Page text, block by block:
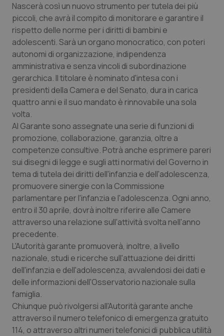
Campania
Emilia-Romagna
Friuli Venezia Giulia
Lazio
Liguria
Lombardia
Marche
Molise
Piemonte
Provincia Autonoma di Bolzano
Provincia Autonoma di Trento
Puglia
Sardegna
Car-T
Colesterolo & coronaropatie
Dermatite Atopica
Diabete & glucometri
Disturbi dell’umore
Dolore
Donna & Salute
Epatiti
HIV
Infezioni & Febbre
Ipertensione & Scompenso
Malattie rare
Malattia di Crohn & Rettocolite Ulcerosa
Nascerà così un nuovo strumento per tutela dei più
piccoli, che avrà il compito di monitorare e garantire il
rispetto delle norme per i diritti di bambini e
adolescenti. Sarà un organo monocratico, con poteri
autonomi di organizzazione, indipendenza
amministrativa e senza vincoli di subordinazione
gerarchica. Il titolare è nominato d'intesa con i
presidenti della Camera e del Senato, dura in carica
quattro anni e il suo mandato è rinnovabile una sola
volta.
Al Garante sono assegnate una serie di funzioni di
promozione, collaborazione, garanzia, oltre a
competenze consultive. Potrà anche esprimere pareri
sui disegni di legge e sugli atti normativi del Governo in
tema di tutela dei diritti dell'infanzia e dell'adolescenza,
promuovere sinergie con la Commissione
parlamentare per l'infanzia e l'adolescenza. Ogni anno,
entro il 30 aprile, dovrà inoltre riferire alle Camere
attraverso una relazione sull'attività svolta nell'anno
precedente.
L'Autorità garante promuoverà, inoltre, a livello
nazionale, studi e ricerche sull'attuazione dei diritti
dell'infanzia e dell'adolescenza, avvalendosi dei dati e
delle informazioni dell'Osservatorio nazionale sulla
famiglia.
Chiunque può rivolgersi all'Autorità garante anche
attraverso il numero telefonico di emergenza gratuito
114, o attraverso altri numeri telefonici di pubblica utilità